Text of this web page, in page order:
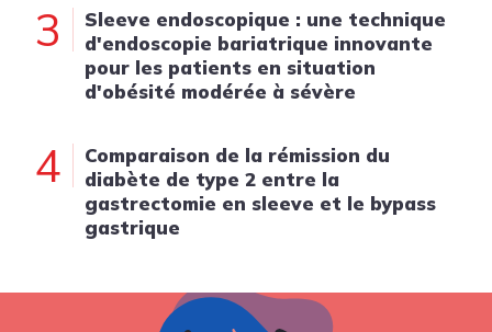
3
Sleeve endoscopique : une technique
d'endoscopie bariatrique innovante
pour les patients en situation
d'obésité modérée à sévère
4
Comparaison de la rémission du
diabète de type 2 entre la
gastrectomie en sleeve et le bypass
gastrique